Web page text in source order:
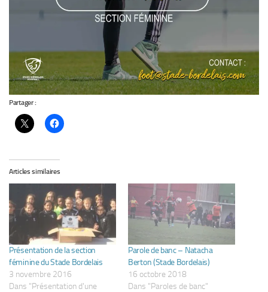
Partager :
Articles similaires
Présentation de la section
féminine du Stade Bordelais
3 novembre 2016
Dans "Présentation d'une
Parole de banc – Natacha
Berton (Stade Bordelais)
16 octobre 2018
Dans "Paroles de banc"